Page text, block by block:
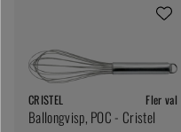
CRISTEL Fler val
Ballongvisp, POC - Cristel